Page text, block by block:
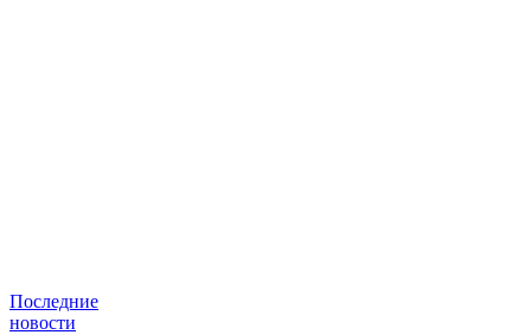
Последние
новости